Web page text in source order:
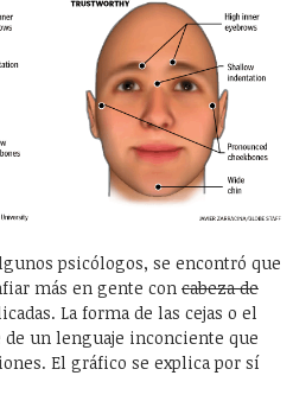
psicólogos, se encontró que
más en gente con cabeza de
La forma de las cejas o el
de un lenguaje inconciente que
El gráfico se explica por sí